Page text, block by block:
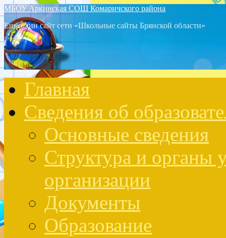
МБОУ Аркинская СОШ Комаричского района
Ещё один сайт сети «Школьные сайты Брянской области»
Главная
Сведения об
Основные сведения
Структура и органы
организации
Документы
Образование